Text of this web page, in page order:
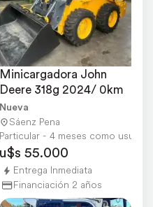
Minicargadora John
Deere 318g 2024/ 0km
Nueva
Sáenz Pena
Particular - 4 meses como usuario
u$s 55.000
Entrega Inmediata
Financiación 2 años